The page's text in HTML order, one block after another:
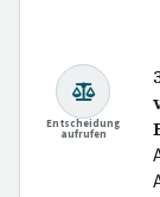
Entscheidung
aufrufen